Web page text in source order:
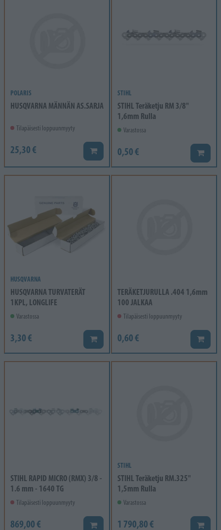
POLARIS
HUSQVARNA MÄNNÄN AS.SARJA
Tilapäisesti loppuunmyyty
25,30 € Lisää koriin
STIHL
STIHL Teräketju RM 3/8"
1,6mm Rulla
Varastossa
0,50 € Lisää
HUSQVARNA
HUSQVARNA TURVATERÄT
1KPL, LONGLIFE
Varastossa
3,30 € Lisää koriin
TERÄKETJURULLA .404 1,6mm
100 JALKAA
Tilapäisesti loppuunmyyty
0,60 € Lisää
STIHL RAPID MICRO (RMX) 3/8 -
1.6 mm - 1640 TG
Tilapäisesti loppuunmyyty
869,00 € Lisää koriin
STIHL
STIHL Teräketju RM.325"
1,5mm Rulla
Varastossa
1 790,80 € Lisää